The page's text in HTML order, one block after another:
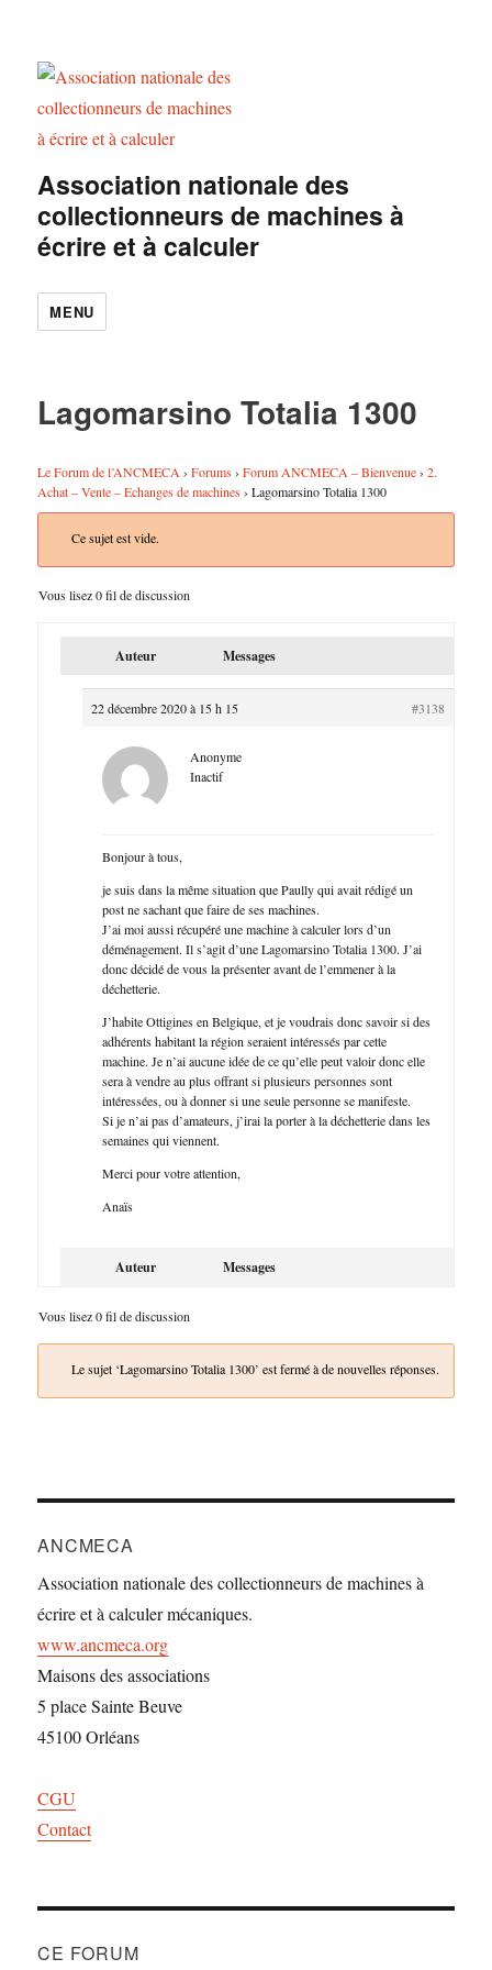
Association nationale des
collectionneurs de machines à
écrire et à calculer
MENU
Lagomarsino Totalia 1300
Le Forum de l’ANCMECA › Forums › Forum ANCMECA – Bienvenue › 2.
Achat – Vente – Echanges de machines › Lagomarsino Totalia 1300
Ce sujet est vide.
Vous lisez 0 fil de discussion
Auteur Messages
22 décembre 2020 à 15 h 15 #3138
Anonyme
Inactif
Bonjour à tous,
je suis dans la même situation que Paully qui avait rédigé un
post ne sachant que faire de ses machines.
J’ai moi aussi récupéré une machine à calculer lors d’un
déménagement. Il s’agit d’une Lagomarsino Totalia 1300. J’ai
donc décidé de vous la présenter avant de l’emmener à la
déchetterie.
J’habite Ottigines en Belgique, et je voudrais donc savoir si des
adhérents habitant la région seraient intéressés par cette
machine. Je n’ai aucune idée de ce qu’elle peut valoir donc elle
sera à vendre au plus offrant si plusieurs personnes sont
intéressées, ou à donner si une seule personne se manifeste.
Si je n’ai pas d’amateurs, j’irai la porter à la déchetterie dans les
semaines qui viennent.
Merci pour votre attention,
Anaïs
Auteur Messages
Vous lisez 0 fil de discussion
Le sujet ‘Lagomarsino Totalia 1300’ est fermé à de nouvelles réponses.
ANCMECA
Association nationale des collectionneurs de machines à
écrire et à calculer mécaniques.
www.ancmeca.org
Maisons des associations
5 place Sainte Beuve
45100 Orléans
CGU
Contact
CE FORUM